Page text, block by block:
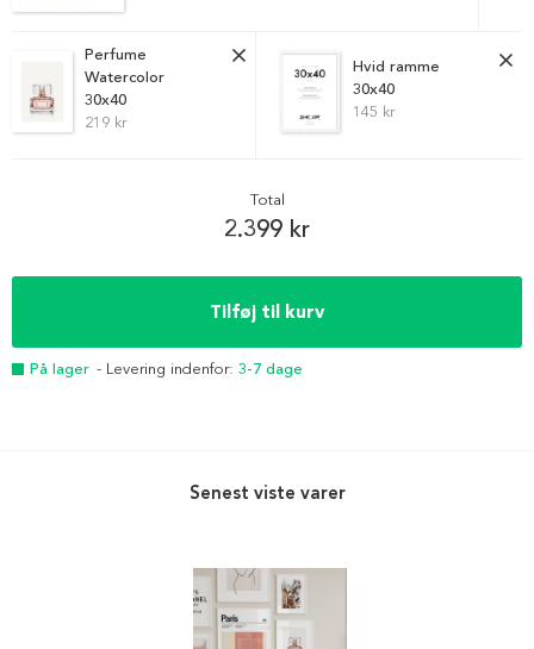
Hvid ramme
30x40
145 kr
Perfume
Watercolor
30x40
219 kr
Total
2.399 kr
Tilføj til kurv
På lager - Levering indenfor: 3-7 dage
Senest viste varer